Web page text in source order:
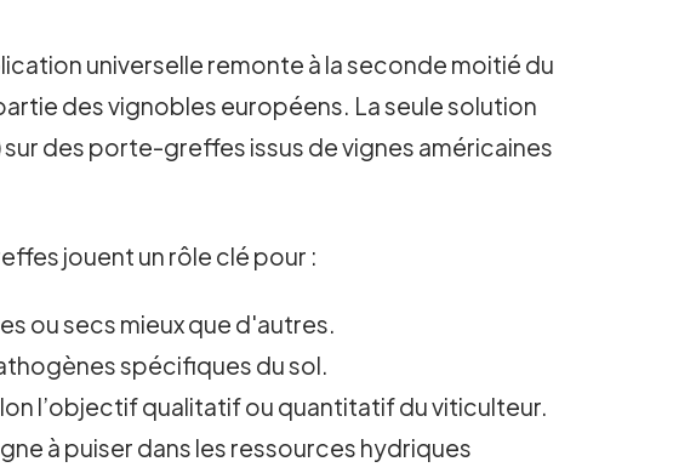
universelle remonte à la seconde moitié du
des vignobles européens. La seule solution
des porte-greffes issus de vignes américaines
jouent un rôle clé pour :
ou secs mieux que d'autres.
spécifiques du sol.
l’objectif qualitatif ou quantitatif du viticulteur.
à puiser dans les ressources hydriques